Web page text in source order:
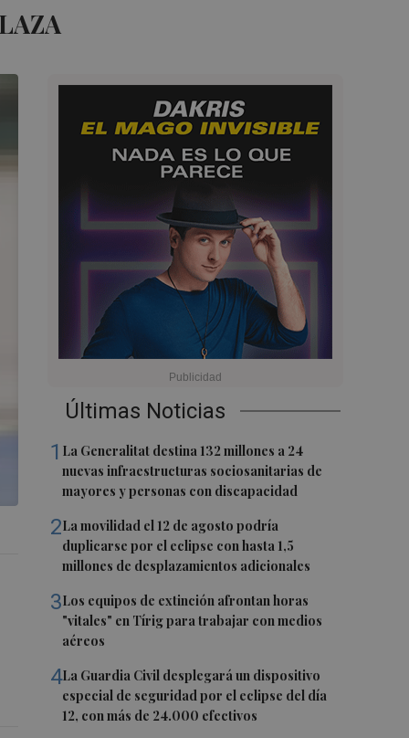
Últimas Noticias
1 La Generalitat destina 132 millones a 24
nuevas infraestructuras sociosanitarias de
mayores y personas con discapacidad
2La movilidad el 12 de agosto podría
duplicarse por el eclipse con hasta 1,5
millones de desplazamientos adicionales
3Los equipos de extinción afrontan horas
"vitales" en Tírig para trabajar con medios
aéreos
4La Guardia Civil desplegará un dispositivo
especial de seguridad por el eclipse del día
12, con más de 24.000 efectivos